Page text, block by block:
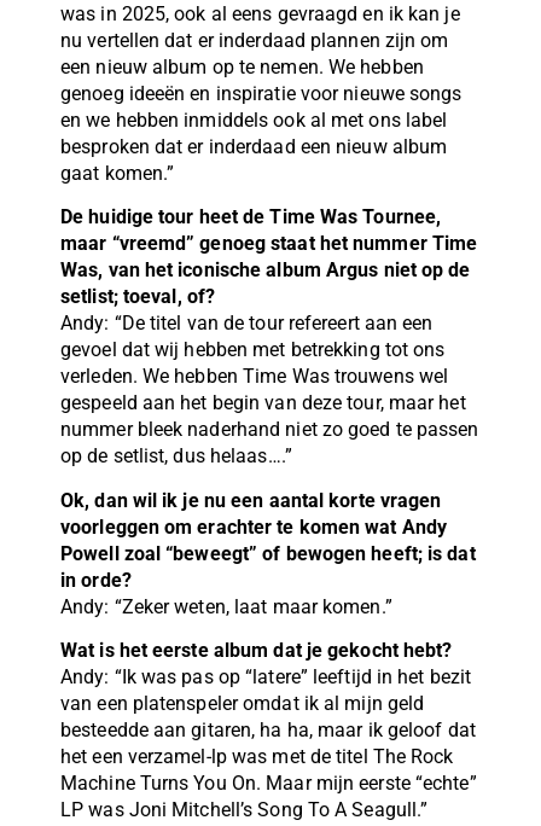
was in 2025, ook al eens gevraagd en ik kan je
nu vertellen dat er inderdaad plannen zijn om
een nieuw album op te nemen. We hebben
genoeg ideeën en inspiratie voor nieuwe songs
en we hebben inmiddels ook al met ons label
besproken dat er inderdaad een nieuw album
gaat komen.”
De huidige tour heet de Time Was Tournee,
maar “vreemd” genoeg staat het nummer Time
Was, van het iconische album Argus niet op de
setlist; toeval, of?
Andy: “De titel van de tour refereert aan een
gevoel dat wij hebben met betrekking tot ons
verleden. We hebben Time Was trouwens wel
gespeeld aan het begin van deze tour, maar het
nummer bleek naderhand niet zo goed te passen
op de setlist, dus helaas….”
Ok, dan wil ik je nu een aantal korte vragen
voorleggen om erachter te komen wat Andy
Powell zoal “beweegt” of bewogen heeft; is dat
in orde?
Andy: “Zeker weten, laat maar komen.”
Wat is het eerste album dat je gekocht hebt?
Andy: “Ik was pas op “latere” leeftijd in het bezit
van een platenspeler omdat ik al mijn geld
besteedde aan gitaren, ha ha, maar ik geloof dat
het een verzamel-lp was met de titel The Rock
Machine Turns You On. Maar mijn eerste “echte”
LP was Joni Mitchell’s Song To A Seagull.”